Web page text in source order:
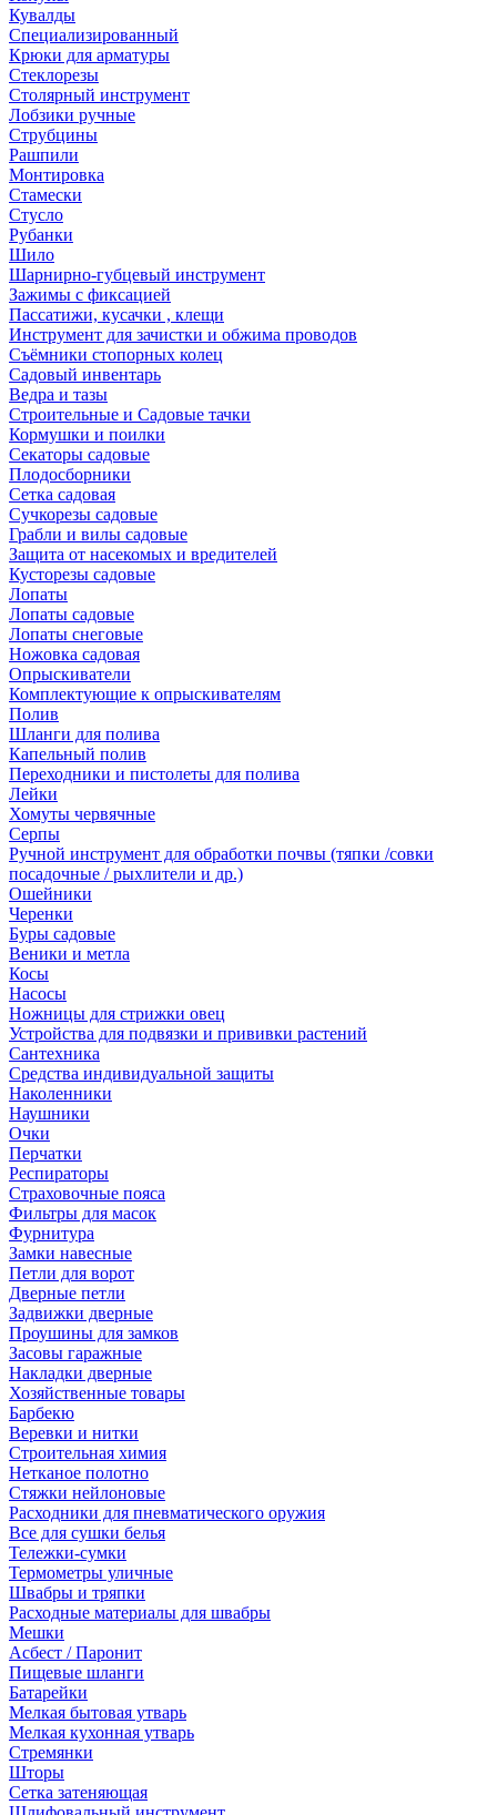
Кувалды
Специализированный
Крюки для арматуры
Стеклорезы
Столярный инструмент
Лобзики ручные
Струбцины
Рашпили
Монтировка
Стамески
Стусло
Рубанки
Шило
Шарнирно-губцевый инструмент
Зажимы с фиксацией
Пассатижи, кусачки , клещи
Инструмент для зачистки и обжима проводов
Съёмники стопорных колец
Садовый инвентарь
Ведра и тазы
Строительные и Садовые тачки
Кормушки и поилки
Секаторы садовые
Плодосборники
Сетка садовая
Сучкорезы садовые
Грабли и вилы садовые
Защита от насекомых и вредителей
Кусторезы садовые
Лопаты
Лопаты садовые
Лопаты снеговые
Ножовка садовая
Опрыскиватели
Комплектующие к опрыскивателям
Полив
Шланги для полива
Капельный полив
Переходники и пистолеты для полива
Лейки
Хомуты червячные
Серпы
Ручной инструмент для обработки почвы (тяпки /совки
посадочные / рыхлители и др.)
Ошейники
Черенки
Буры садовые
Веники и метла
Косы
Насосы
Ножницы для стрижки овец
Устройства для подвязки и прививки растений
Сантехника
Средства индивидуальной защиты
Наколенники
Наушники
Очки
Перчатки
Респираторы
Страховочные пояса
Фильтры для масок
Фурнитура
Замки навесные
Петли для ворот
Дверные петли
Задвижки дверные
Проушины для замков
Засовы гаражные
Накладки дверные
Хозяйственные товары
Барбекю
Веревки и нитки
Строительная химия
Нетканое полотно
Стяжки нейлоновые
Расходники для пневматического оружия
Все для сушки белья
Тележки-сумки
Термометры уличные
Швабры и тряпки
Расходные материалы для швабры
Мешки
Асбест / Паронит
Пищевые шланги
Батарейки
Мелкая бытовая утварь
Мелкая кухонная утварь
Стремянки
Шторы
Сетка затеняющая